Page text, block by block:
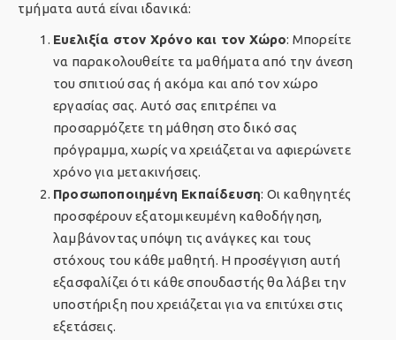
τμήματα αυτά είναι ιδανικά:
Ευελιξία στον Χρόνο και τον Χώρο: Μπορείτε
να παρακολουθείτε τα μαθήματα από την άνεση
του σπιτιού σας ή ακόμα και από τον χώρο
εργασίας σας. Αυτό σας επιτρέπει να
προσαρμόζετε τη μάθηση στο δικό σας
πρόγραμμα, χωρίς να χρειάζεται να αφιερώνετε
χρόνο για μετακινήσεις.
Προσωποποιημένη Εκπαίδευση: Οι καθηγητές
προσφέρουν εξατομικευμένη καθοδήγηση,
λαμβάνοντας υπόψη τις ανάγκες και τους
στόχους του κάθε μαθητή. Η προσέγγιση αυτή
εξασφαλίζει ότι κάθε σπουδαστής θα λάβει την
υποστήριξη που χρειάζεται για να επιτύχει στις
εξετάσεις.